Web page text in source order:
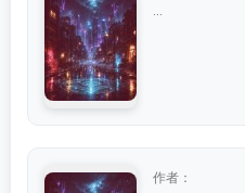
作者：